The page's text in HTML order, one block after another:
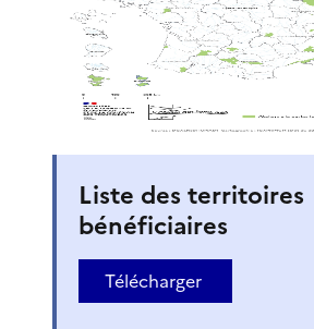
Liste des territoires
bénéficiaires
Télécharger